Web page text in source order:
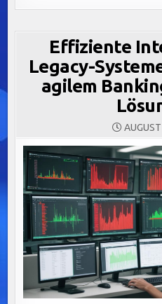
Effiziente
Legacy-
agilem